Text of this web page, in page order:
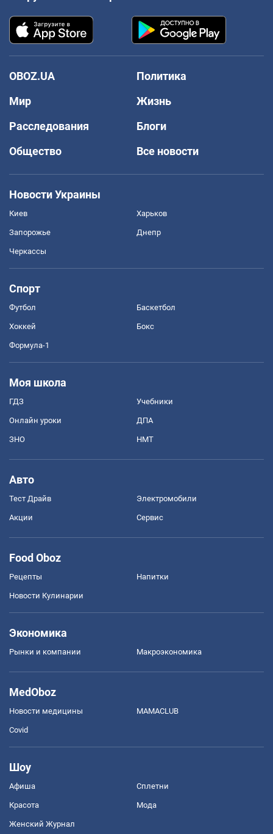
OBOZ.UA
Политика
Мир
Жизнь
Расследования
Блоги
Общество
Все новости
Новости Украины
Киев Харьков
Запорожье Днепр
Черкассы
Спорт
Футбол Баскетбол
Хоккей Бокс
Формула-1
Моя школа
ГДЗ Учебники
Онлайн уроки ДПА
ЗНО НМТ
Авто
Тест Драйв Электромобили
Акции Сервис
Food Oboz
Рецепты Напитки
Новости Кулинарии
Экономика
Рынки и компании Mакроэкономика
MedOboz
Новости медицины MAMACLUB
Covid
Шоу
Афиша Сплетни
Красота Мода
Женский Журнал